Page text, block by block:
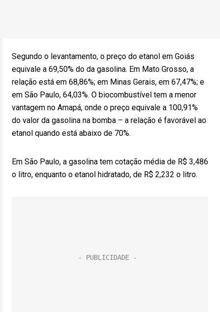
Segundo o levantamento, o preço do etanol em Goiás
equivale a 69,50% do da gasolina. Em Mato Grosso, a
relação está em 68,86%; em Minas Gerais, em 67,47%; e
em São Paulo, 64,03%. O biocombustível tem a menor
vantagem no Amapá, onde o preço equivale a 100,91%
do valor da gasolina na bomba – a relação é favorável ao
etanol quando está abaixo de 70%.
Em São Paulo, a gasolina tem cotação média de R$ 3,486
o litro, enquanto o etanol hidratado, de R$ 2,232 o litro.